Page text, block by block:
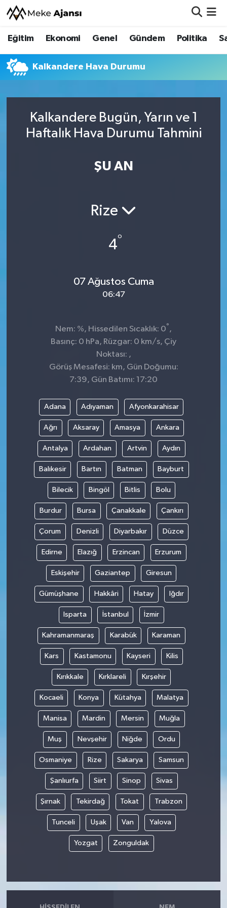
Eğitim Ekonomi Genel Gündem Politika
Kalkandere Hava Durumu
Kalkandere Bugün, Yarın ve 1
Haftalık Hava Durumu Tahmini
ŞU AN
Rize
4°
07 Ağustos Cuma
06:47
Nem: %, Hissedilen Sıcaklık: 0° ,
Basınç: 0 hPa, Rüzgar: 0 km/s, Çiy
Noktası: ,
Görüş Mesafesi: km, Gün Doğumu:
7:39, Gün Batımı: 17:20
Adana Adıyaman Afyonkarahisar
Ağrı Aksaray Amasya Ankara
Antalya Ardahan Artvin Aydın
Balıkesir Bartın Batman Bayburt
Bilecik Bingöl Bitlis Bolu
Burdur Bursa Çanakkale Çankırı
Çorum Denizli Diyarbakır Düzce
Edirne Elazığ Erzincan Erzurum
Eskişehir Gaziantep Giresun
Gümüşhane Hakkâri Hatay Iğdır
Isparta İstanbul İzmir
Kahramanmaraş Karabük Karaman
Kars Kastamonu Kayseri Kilis
Kırıkkale Kırklareli Kırşehir
Kocaeli Konya Kütahya Malatya
Manisa Mardin Mersin Muğla
Muş Nevşehir Niğde Ordu
Osmaniye Rize Sakarya Samsun
Şanlıurfa Siirt Sinop Sivas
Şırnak Tekirdağ Tokat Trabzon
Tunceli Uşak Van Yalova
Yozgat Zonguldak
Eğitim
Ekonomi
Gündem
Nöbetçi Eczaneler
Hava Durumu
Trafik Durumu